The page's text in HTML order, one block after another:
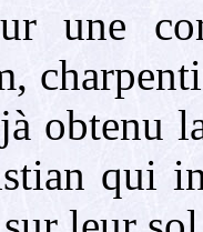
une
obtenu
qui